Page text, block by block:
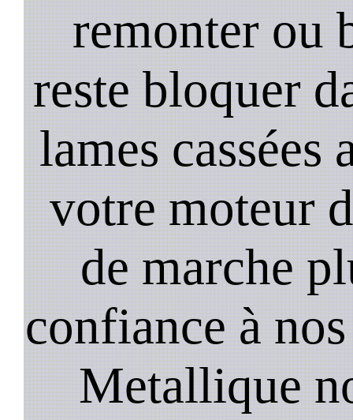
remonter ou
reste bloquer
lames cassées
votre moteur
de marche
confiance à
Metallique